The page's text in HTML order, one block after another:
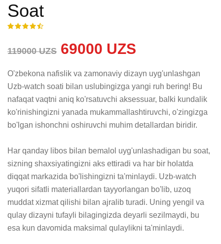
Soat
119000 UZS 69000 UZS
O'zbekona nafislik va zamonaviy dizayn uyg'unlashgan
Uzb-watch soati bilan uslubingizga yangi ruh bering! Bu
nafaqat vaqtni aniq ko'rsatuvchi aksessuar, balki kundalik
ko'rinishingizni yanada mukammallashtiruvchi, o'zingizga
bo'lgan ishonchni oshiruvchi muhim detallardan biridir.
Har qanday libos bilan bemalol uyg'unlashadigan bu soat,
sizning shaxsiyatingizni aks ettiradi va har bir holatda
diqqat markazida bo'lishingizni ta'minlaydi. Uzb-watch
yuqori sifatli materiallardan tayyorlangan bo'lib, uzoq
muddat xizmat qilishi bilan ajralib turadi. Uning yengil va
qulay dizayni tufayli bilagingizda deyarli sezilmaydi, bu
esa kun davomida maksimal qulaylikni ta'minlaydi.